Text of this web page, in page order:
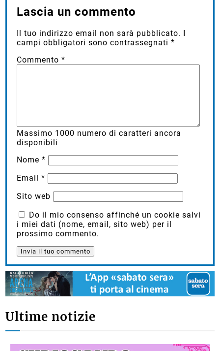
Lascia un commento
Il tuo indirizzo email non sarà pubblicato. I
campi obbligatori sono contrassegnati*
Commento*
Massimo 1000 numero di caratteri ancora
disponibili
Nome*
Email*
Sito web
Do il mio consenso affinché un cookie salvi
i miei dati (nome, email, sito web) per il
prossimo commento.
Ultime notizie